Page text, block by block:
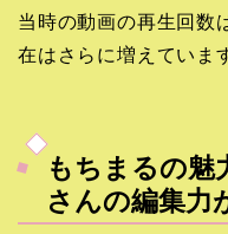
当時の動画の再生回数
在はさらに増えていま
もちまるの魅
さんの編集力